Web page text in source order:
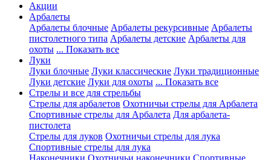
Акции
Арбалеты
Арбалеты блочные Арбалеты рекурсивные Арбалеты
пистолетного типа Арбалеты детские Арбалеты для
охоты ... Показать все
Луки
Луки блочные Луки классические Луки традиционные
Луки детские Луки для охоты ... Показать все
Стрелы и все для стрельбы
Стрелы для арбалетов Охотничьи стрелы для Арбалета
Спортивные стрелы для Арбалета Для арбалета-
пистолета
Стрелы для луков Охотничьи стрелы для лука
Спортивные стрелы для лука
Наконечники Охотничьи наконечники Спортивные